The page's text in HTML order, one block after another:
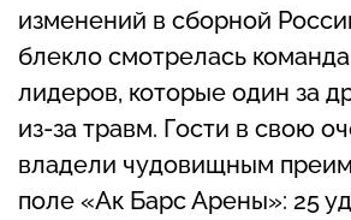
изменений в сборной
блекло смотрелась
лидеров, которые один за
из-за травм. Гости в свою
владели чудовищным
поле «Ак Барс Арены»: 25